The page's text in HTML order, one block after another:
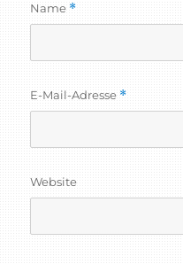
Name *
E-Mail-Adresse *
Website